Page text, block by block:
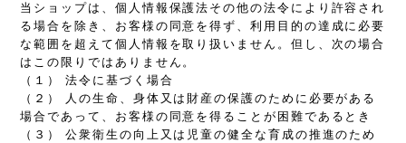
当ショップは、個人情報保護法その他の法令により許容され
る場合を除き、お客様の同意を得ず、利用目的の達成に必要
な範囲を超えて個人情報を取り扱いません。但し、次の場合
はこの限りではありません。
（１） 法令に基づく場合
（２） 人の生命、身体又は財産の保護のために必要がある
場合であって、お客様の同意を得ることが困難であるとき
（３） 公衆衛生の向上又は児童の健全な育成の推進のため